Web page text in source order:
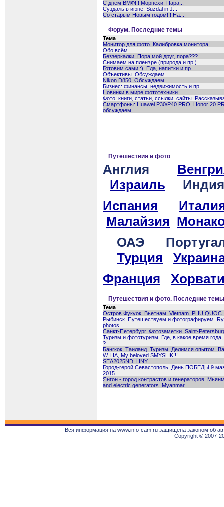
С днем ВМФ!!! Морпехи. Пара...
Суздаль в июне. Suzdal in J...
Со старым Новым годом!!! Ha...
Форум. Последние темы
Тема
Монитор для фото. Калибровка монитора.
Обо всём.
Беззеркалки. Пора мой друг, пора???
Снимаем на пленэре (природа и пр.).
Готовим сами :). Еда, напитки и пр.
Объективы. Обсуждаем.
Nikon D850. Обсуждаем.
Бизнес: финансы, недвижимость и пр.
Новинки в мире фототехники.
Фото: книги, статьи, ссылки, сайты.
Смартфоны: Huawei P30/P40 PRO, Honor 20
обсуждаем.
Путешествия и фото
Англия
Израиль
Испания
Малайзия
ОАЭ
Турция
Франция
Путешествия и фото. Последние
Тема
Остров Фукуок. Вьетнам. Vietnam. PHU QUOC
Рыбинск. Путешествуем и фотографируем.
photos.
Санкт-Петербург. Фотозаметки. Saint-
Туризм и фототуризм. Где, в какое время
?
Бангкок. Таиланд. Туризм. Делимся опытом.
W, HA, My beloved SMYSLIK!!!
SEA2025ND. HNY.
Город-герой Севастополь. День ПОБЕДЫ 9
2015.
Янгон - город контрастов и генераторов.
and electric generators. Myanmar.
Вся информация на www.info-cam.ru защищена законом об
Copyright © 2007-